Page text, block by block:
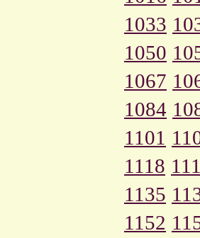
1033
1050
1067
1084
1101
1118
1135
1152